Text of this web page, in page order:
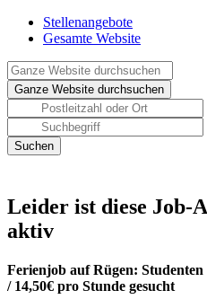
Stellenangebote
Gesamte Website
Leider ist diese Job-
aktiv
Ferienjob auf Rügen:
/ 14,50€ pro Stunde gesucht